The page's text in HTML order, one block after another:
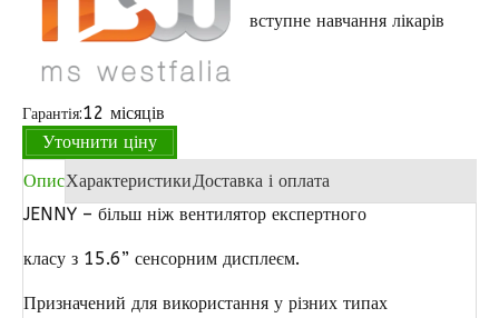
Гарантія:12 місяців
вступне навчання лікарів
Уточнити ціну
ОписХарактеристикиДоставка і оплата
JENNY – більш ніж вентилятор експертного
класу з 15.6” сенсорним дисплеєм.
Призначений для використання у різних типах